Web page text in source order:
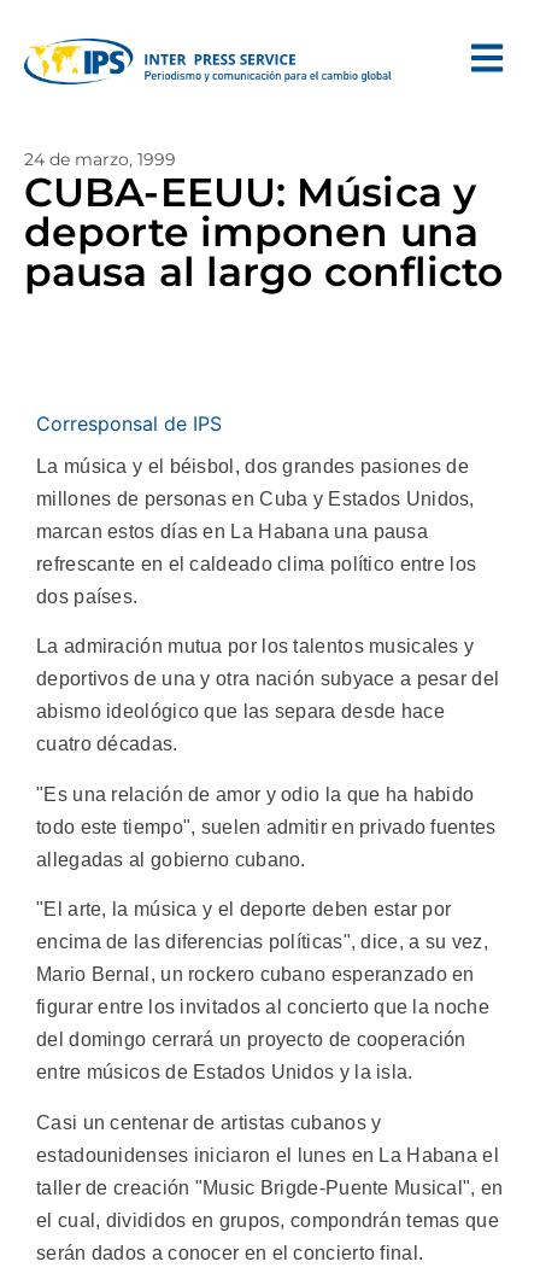
24 de marzo, 1999
CUBA-EEUU: Música y
deporte imponen una
pausa al largo conflicto
Corresponsal de IPS
La música y el béisbol, dos grandes pasiones de
millones de personas en Cuba y Estados Unidos,
marcan estos días en La Habana una pausa
refrescante en el caldeado clima político entre los
dos países.
La admiración mutua por los talentos musicales y
deportivos de una y otra nación subyace a pesar del
abismo ideológico que las separa desde hace
cuatro décadas.
"Es una relación de amor y odio la que ha habido
todo este tiempo", suelen admitir en privado fuentes
allegadas al gobierno cubano.
"El arte, la música y el deporte deben estar por
encima de las diferencias políticas", dice, a su vez,
Mario Bernal, un rockero cubano esperanzado en
figurar entre los invitados al concierto que la noche
del domingo cerrará un proyecto de cooperación
entre músicos de Estados Unidos y la isla.
Casi un centenar de artistas cubanos y
estadounidenses iniciaron el lunes en La Habana el
taller de creación "Music Brigde-Puente Musical", en
el cual, divididos en grupos, compondrán temas que
serán dados a conocer en el concierto final.